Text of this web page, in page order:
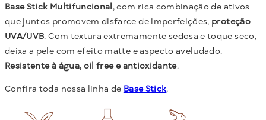
Base Stick Multifuncional, com rica combinação de ativos
que juntos promovem disfarce de imperfeições, proteção
UVA/UVB. Com textura extremamente sedosa e toque seco,
deixa a pele com efeito matte e aspecto aveludado.
Resistente à água, oil free e antioxidante.
Confira toda nossa linha de Base Stick.